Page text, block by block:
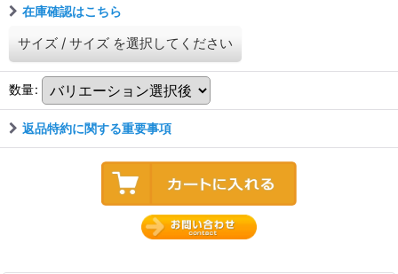
在庫確認はこちら
サイズ / サイズ を選択してください
数量:
返品特約に関する重要事項